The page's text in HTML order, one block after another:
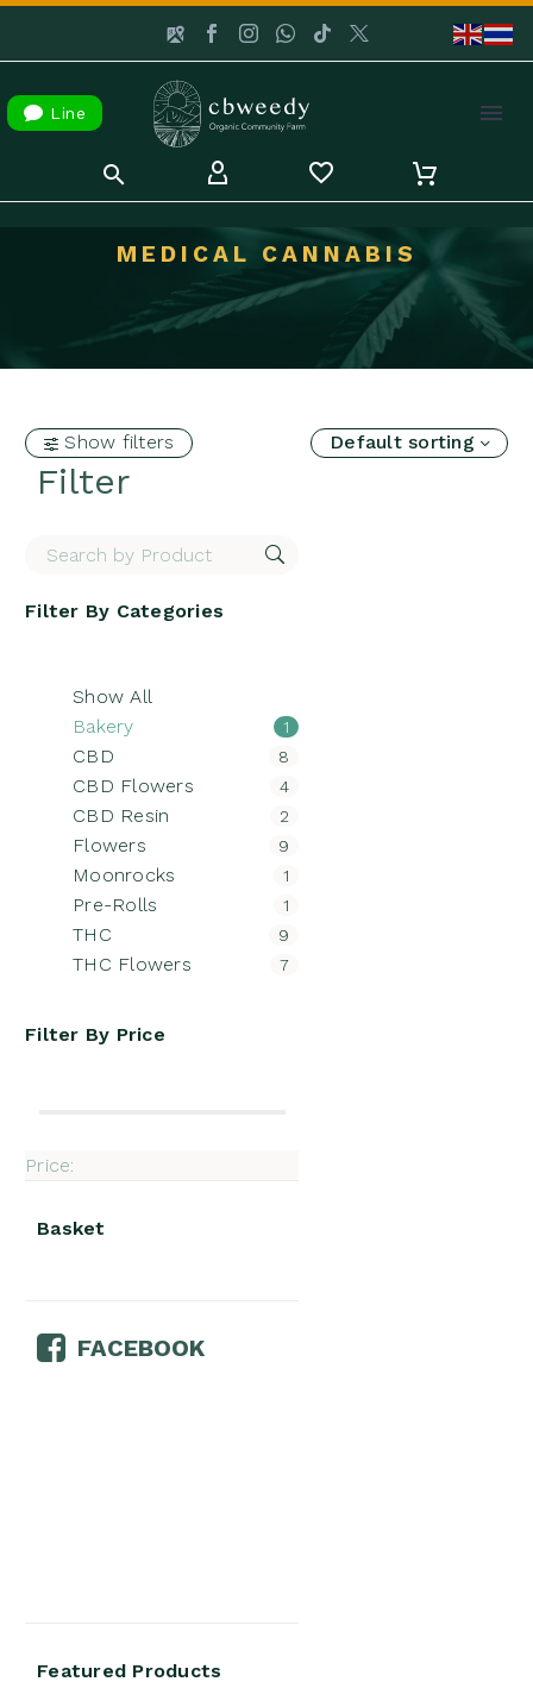
 Line
MEDICAL CANNABIS
Show filters
Filter
Filter By Categories
Show All
Bakery
1
CBD 8
CBD Flowers 4
CBD Resin 2
Flowers 9
Moonrocks 1
Pre-Rolls 1
THC 9
THC Flowers 7
Filter By Price
Price:
Basket
FACEBOOK
Featured Products
Default sorting